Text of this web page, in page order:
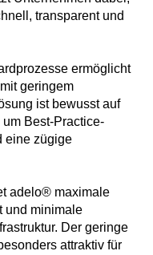
transparent und
ermöglicht
geringem
ist bewusst auf
Best-Practice-
eine zügige
adelo® maximale
und minimale
Der geringe
attraktiv für